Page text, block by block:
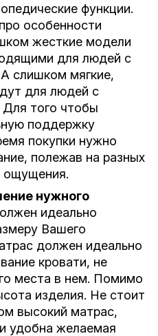
функции.
особенности
жесткие модели
для людей с
слишком мягкие,
для людей с
того чтобы
поддержку
покупки нужно
полежав на разных
ощущения.
нужного
идеально
Вашего
должен идеально
кровати, не
места в нем. Помимо
изделия. Не стоит
высокий матрас,
удобна желаемая